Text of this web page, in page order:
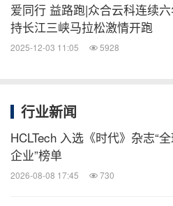
爱同行 益路跑|众合云科连续
持长江三峡马拉松激情开跑
2025-12-03 11:05 5928
行业新闻
HCLTech 入选《时代》杂志“
企业”榜单
2026-08-08 17:45 730